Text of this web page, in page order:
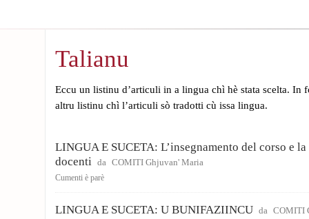
Talianu
Eccu un listinu d’articuli in a lingua chì hè stata scelta. In
altru listinu chì l’articuli sò tradotti cù issa lingua.
LINGUA E SUCETA: L’insegnamento del corso e
docenti da COMITI Ghjuvan' Maria
Cumenti è parè
LINGUA E SUCETA: U BUNIFAZIINCU da COMITI